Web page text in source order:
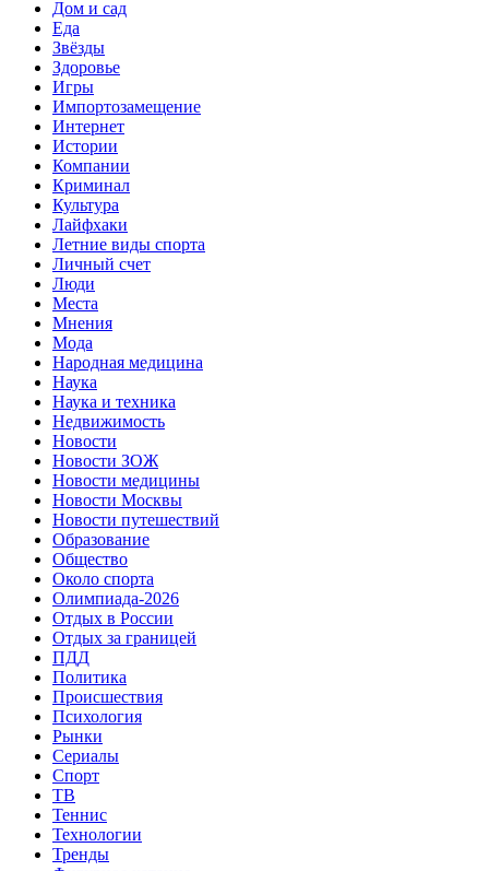
Дом и сад
Еда
Звёзды
Здоровье
Игры
Импортозамещение
Интернет
Истории
Компании
Криминал
Культура
Лайфхаки
Летние виды спорта
Личный счет
Люди
Места
Мнения
Мода
Народная медицина
Наука
Наука и техника
Недвижимость
Новости
Новости ЗОЖ
Новости медицины
Новости Москвы
Новости путешествий
Образование
Общество
Около спорта
Олимпиада-2026
Отдых в России
Отдых за границей
ПДД
Политика
Происшествия
Психология
Рынки
Сериалы
Спорт
ТВ
Теннис
Технологии
Тренды